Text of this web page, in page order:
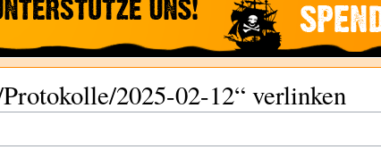
2025-02-12“ verlinken